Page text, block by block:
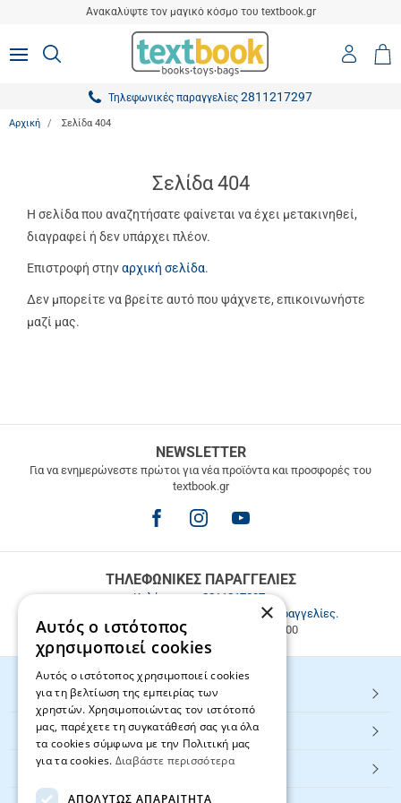
Ανακαλύψτε τον μαγικό κόσμο του textbook.gr
MENUΑΝΑΖΗΤΗΣΗ
Τηλεφωνικές παραγγελίες 2811217297
Αρχική Σελίδα 404
Σελίδα 404
Η σελίδα που αναζητήσατε φαίνεται να έχει μετακινηθεί,
διαγραφεί ή δεν υπάρχει πλέον.
Επιστροφή στηναρχική σελίδα.
Δεν μπορείτε να βρείτε αυτό που ψάχνετε, επικοινωνήστε
μαζί μας.
ΜΕΤΑΦΟΡΙΚΑ
άνω
NEWSLETTER
Για να ενημερώνεστε πρώτοι για νέα προϊόντα και προσφορές του
textbook.gr
ΤΗΛΕΦΩΝΙΚΕΣ ΠΑΡΑΓΓΕΛΙΕΣ
Καλέστε μας2811217297.
Εξυπηρέτηση πελατών & τηλεφωνικές παραγγελίες.
Δευ. - Παρ. 9:00-17:00, Σάβ. 9:00-15:00
HOT ΚΑΤΗΓΟΡΙΕΣ
ΕΞΥΠΗΡΕΤΗΣΗ ΠΕΛΑΤΩΝ
Textbook.gr
×
Αυτός ο ιστότοπος
χρησιμοποιεί cookies
Αυτός ο ιστότοπος χρησιμοποιεί cookies
για τη βελτίωση της εμπειρίας των
χρηστών. Χρησιμοποιώντας τον ιστότοπό
μας, παρέχετε τη συγκατάθεσή σας για όλα
τα cookies σύμφωνα με την Πολιτική μας
για τα cookies. Διαβάστε περισσότερα
ΑΠΟΛΎΤΩΣ ΑΠΑΡΑΊΤΗΤΑ